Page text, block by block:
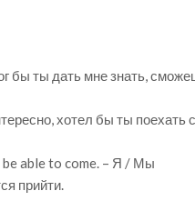
бы ты дать мне знать,
хотел бы ты поехать с
be able to come. – Я / Мы
прийти.